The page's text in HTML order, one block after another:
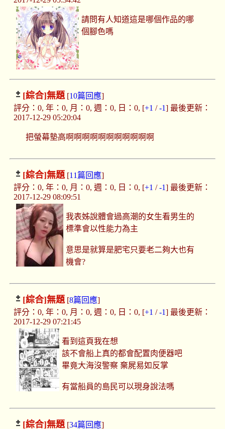
請問有人知道這是哪個作品的哪
個腳色嗎
[綜合]無題[10篇回應]
評分：0, 年：0, 月：0, 週：0, 日：0, [+1 /-1] 最後更新：
2017-12-29 05:20:04
把螢幕墊高啊啊啊啊啊啊啊啊啊啊啊
[綜合]無題[11篇回應]
評分：0, 年：0, 月：0, 週：0, 日：0, [+1 /-1] 最後更新：
2017-12-29 08:09:51
我表姊說體會過高潮的女生看男生的
標準會以性能力為主
意思是就算是肥宅只要老二夠大也有
機會?
[綜合]無題[8篇回應]
評分：0, 年：0, 月：0, 週：0, 日：0, [+1 /-1] 最後更新：
2017-12-29 07:21:45
看到這頁我在想
該不會船上真的都會配置肉便器吧
畢竟大海沒警察 棄屍易如反掌
有當船員的島民可以現身說法嗎
[綜合]無題[34篇回應]